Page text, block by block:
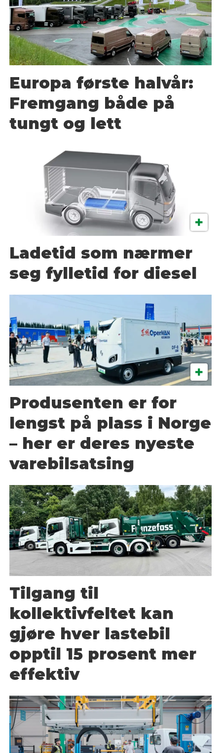
Europa første halvår:
Fremgang både på
tungt og lett
Ladetid som nærmer
seg fylletid for diesel
Produsenten er for
lengst på plass i Norge
– her er deres nyeste
varebilsatsing
Tilgang til
kollektivfeltet kan
gjøre hver lastebil
opptil 15 prosent mer
effektiv